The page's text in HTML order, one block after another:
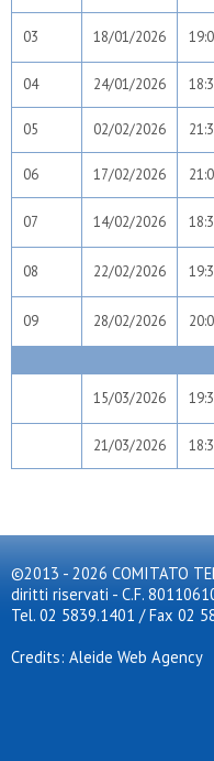
03 18/01/2026
04 24/01/2026
05 02/02/2026
06 17/02/2026
07 14/02/2026
08 22/02/2026
09 28/02/2026
15/03/2026
21/03/2026
©2013 - 2026 COMITATO
diritti riservati - C.F.
Tel. 02 5839.1401 / Fax 02
Credits: Aleide Web Agency